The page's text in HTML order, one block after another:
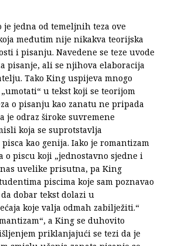
je jedna od temeljnih teza ove
međutim nije nikakva teorijska
i pisanju. Navedene se teze uvode
pisanje, ali se njihova elaboracija
Tako King uspijeva mnogo
u tekst koji se teorijom
o pisanju kao zanatu ne pripada
je odraz široke suvremene
koja se suprotstavlja
kao genija. Iako je romantizam
o piscu koji „jednostavno sjedne i
uvelike prisutna, pa King
piscima koje sam poznavao
dobar tekst dolazi u
koje valja odmah zabilježiti.“
a King se duhovito
priklanjajući se tezi da je